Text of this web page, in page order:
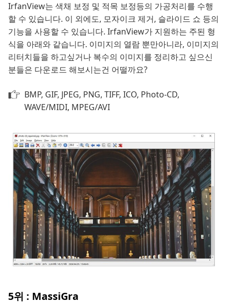
IrfanView는 색채 보정 및 적목 보정등의 가공처리를 수행
할 수 있습니다. 이 외에도, 모자이크 제거, 슬라이드 쇼 등의
기능을 사용할 수 있습니다. IrfanView가 지원하는 주된 형
식을 아래와 같습니다. 이미지의 열람 뿐만아니라, 이미지의
리터치들을 하고싶거나 복수의 이미지를 정리하고 싶으신
분들은 다운로드 해보시는건 어떨까요?
BMP, GIF, JPEG, PNG, TIFF, ICO, Photo-CD,
WAVE/MIDI, MPEG/AVI
5위 : MassiGra